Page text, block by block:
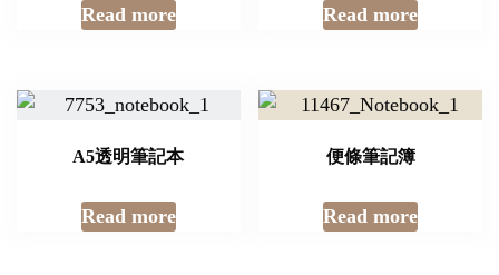
Read more Read more
A5透明筆記本
Read more
便條筆記簿
Read more